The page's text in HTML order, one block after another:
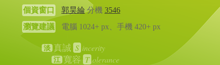
個資窗口 郭昊綸 分機 3546
瀏覽建議
電腦 1024+ px、手機 420+ px
淡 真誠 S incerity
江 寬容 T olerance